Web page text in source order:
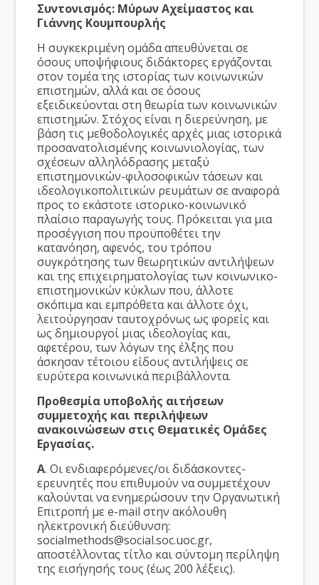
Συντονισμός: Μύρων Αχείμαστος και
Γιάννης Κουμπουρλής
Η συγκεκριμένη ομάδα απευθύνεται σε
όσους υποψήφιους διδάκτορες εργάζονται
στον τομέα της ιστορίας των κοινωνικών
επιστημών, αλλά και σε όσους
εξειδικεύονται στη θεωρία των κοινωνικών
επιστημών. Στόχος είναι η διερεύνηση, με
βάση τις μεθοδολογικές αρχές μιας ιστορικά
προσανατολισμένης κοινωνιολογίας, των
σχέσεων αλληλόδρασης μεταξύ
επιστημονικών-φιλοσοφικών τάσεων και
ιδεολογικοπολιτικών ρευμάτων σε αναφορά
προς το εκάστοτε ιστορικο-κοινωνικό
πλαίσιο παραγωγής τους. Πρόκειται για μια
προσέγγιση που προϋποθέτει την
κατανόηση, αφενός, του τρόπου
συγκρότησης των θεωρητικών αντιλήψεων
και της επιχειρηματολογίας των κοινωνικο-
επιστημονικών κύκλων που, άλλοτε
σκόπιμα και εμπρόθετα και άλλοτε όχι,
λειτούργησαν ταυτοχρόνως ως φορείς και
ως δημιουργοί μιας ιδεολογίας και,
αφετέρου, των λόγων της έλξης που
άσκησαν τέτοιου είδους αντιλήψεις σε
ευρύτερα κοινωνικά περιβάλλοντα.
Προθεσμία υποβολής αιτήσεων
συμμετοχής και περιλήψεων
ανακοινώσεων στις Θεματικές Ομάδες
Εργασίας.
Α. Οι ενδιαφερόμενες/οι διδάσκοντες-
ερευνητές που επιθυμούν να συμμετέχουν
καλούνται να ενημερώσουν την Οργανωτική
Επιτροπή με e-mail στην ακόλουθη
ηλεκτρονική διεύθυνση:
socialmethods@social.soc.uoc.gr,
αποστέλλοντας τίτλο και σύντομη περίληψη
της εισήγησής τους (έως 200 λέξεις).